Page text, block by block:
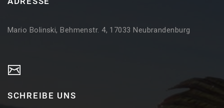
Mario Bolinski, Behmenstr. 4, 17033 Neubrandenburg
SCHREIBE UNS